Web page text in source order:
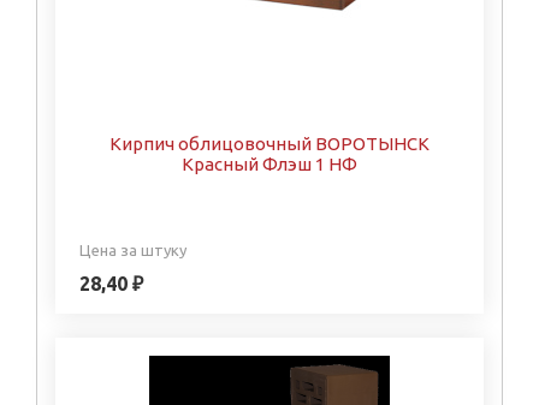
Кирпич облицовочный ВОРОТЫНСК
Красный Флэш 1 НФ
Цена за штуку
28,40 ₽